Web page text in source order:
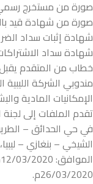
صورة من مستخرج
صورة من شهادة قيد
شهادة إثبات سداد
شهادة سداد
خطاب من المتقدم يقبل
مندوبي الشركة
الإمكانيات المادية
تقدم الملفات إلى لجنة
في حي الحدائق –
الشيخي – بنغازي –
26/03/2020م.